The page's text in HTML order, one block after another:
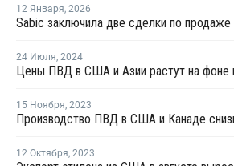
12 Января, 2026
24 Июля, 2024
15 Ноября, 2023
12 Октября, 2023